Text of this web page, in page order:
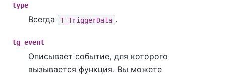
type
Всегда T_TriggerData .
tg_event
Описывает событие, для которого
вызывается функция. Вы можете